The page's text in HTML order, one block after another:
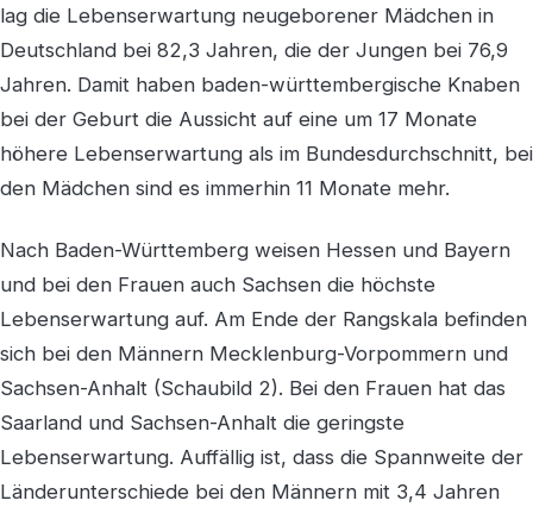
lag die Lebenserwartung neugeborener Mädchen in
Deutschland bei 82,3 Jahren, die der Jungen bei 76,9
Jahren. Damit haben baden-württembergische Knaben
bei der Geburt die Aussicht auf eine um 17 Monate
höhere Lebenserwartung als im Bundesdurchschnitt, bei
den Mädchen sind es immerhin 11 Monate mehr.
Nach Baden-Württemberg weisen Hessen und Bayern
und bei den Frauen auch Sachsen die höchste
Lebenserwartung auf. Am Ende der Rangskala befinden
sich bei den Männern Mecklenburg-Vorpommern und
Sachsen-Anhalt (Schaubild 2). Bei den Frauen hat das
Saarland und Sachsen-Anhalt die geringste
Lebenserwartung. Auffällig ist, dass die Spannweite der
Länderunterschiede bei den Männern mit 3,4 Jahren